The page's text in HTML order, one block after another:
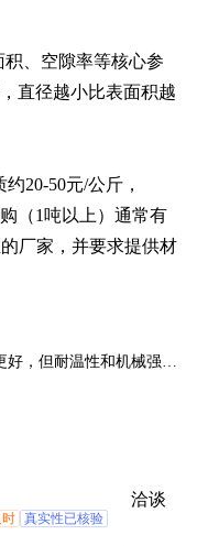
、空隙率等核心参
直径越小比表面积越
20-50元/公斤，
（1吨以上）通常有
厂家，并要求提供材
好，但耐温性和机械强度
工况选塑料更经济。
洽谈
时 真实性已核验